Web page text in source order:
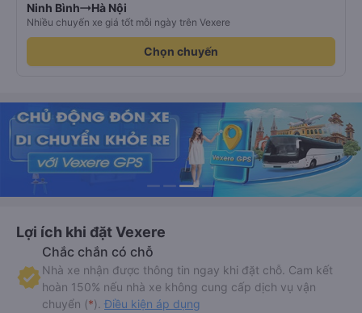
Ninh Bình Hà Nội
Nhiều chuyến xe giá tốt mỗi ngày trên Vexere
Chọn chuyến
Lợi ích khi đặt Vexere
Chắc chắn có chỗ
Nhà xe nhận được thông tin ngay khi đặt chỗ. Cam kết
hoàn 150% nếu nhà xe không cung cấp dịch vụ vận
chuyển (*). Điều kiện áp dụng